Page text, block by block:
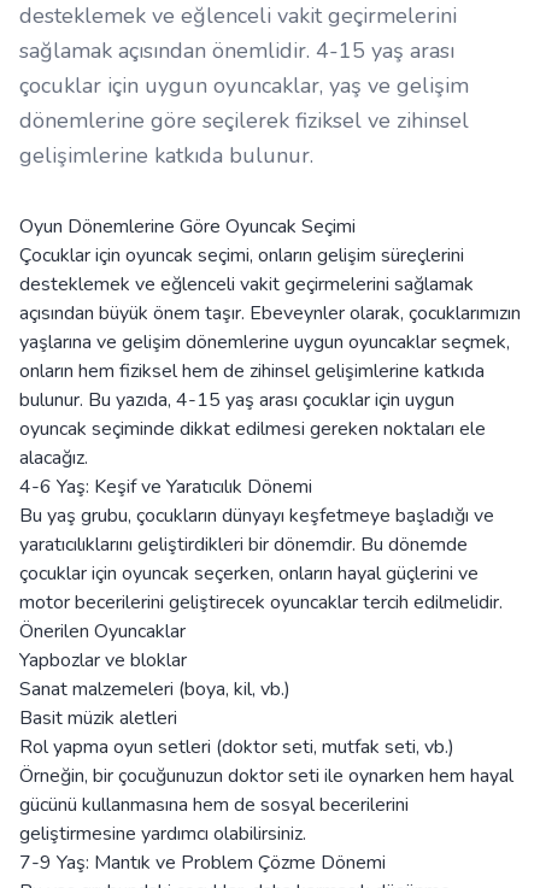
desteklemek ve eğlenceli vakit geçirmelerini
sağlamak açısından önemlidir. 4-15 yaş arası
çocuklar için uygun oyuncaklar, yaş ve gelişim
dönemlerine göre seçilerek fiziksel ve zihinsel
gelişimlerine katkıda bulunur.
Oyun Dönemlerine Göre Oyuncak Seçimi
Çocuklar için oyuncak seçimi, onların gelişim süreçlerini
desteklemek ve eğlenceli vakit geçirmelerini sağlamak
açısından büyük önem taşır. Ebeveynler olarak, çocuklarımızın
yaşlarına ve gelişim dönemlerine uygun oyuncaklar seçmek,
onların hem fiziksel hem de zihinsel gelişimlerine katkıda
bulunur. Bu yazıda, 4-15 yaş arası çocuklar için uygun
oyuncak seçiminde dikkat edilmesi gereken noktaları ele
alacağız.
4-6 Yaş: Keşif ve Yaratıcılık Dönemi
Bu yaş grubu, çocukların dünyayı keşfetmeye başladığı ve
yaratıcılıklarını geliştirdikleri bir dönemdir. Bu dönemde
çocuklar için oyuncak seçerken, onların hayal güçlerini ve
motor becerilerini geliştirecek oyuncaklar tercih edilmelidir.
Önerilen Oyuncaklar
Yapbozlar ve bloklar
Sanat malzemeleri (boya, kil, vb.)
Basit müzik aletleri
Rol yapma oyun setleri (doktor seti, mutfak seti, vb.)
Örneğin, bir çocuğunuzun doktor seti ile oynarken hem hayal
gücünü kullanmasına hem de sosyal becerilerini
geliştirmesine yardımcı olabilirsiniz.
7-9 Yaş: Mantık ve Problem Çözme Dönemi